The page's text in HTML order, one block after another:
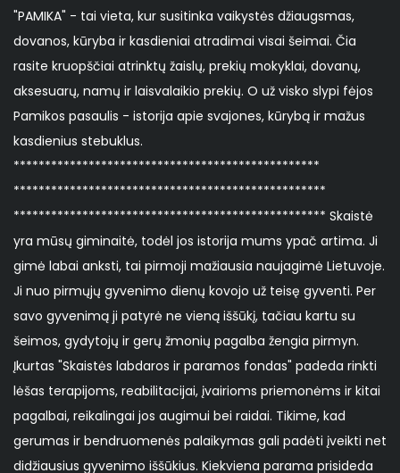
"PAMIKA" - tai vieta, kur susitinka vaikystės džiaugsmas,
dovanos, kūryba ir kasdieniai atradimai visai šeimai. Čia
rasite kruopščiai atrinktų žaislų, prekių mokyklai, dovanų,
aksesuarų, namų ir laisvalaikio prekių. O už visko slypi fėjos
Pamikos pasaulis - istorija apie svajones, kūrybą ir mažus
kasdienius stebuklus.
*************************************************
**************************************************
************************************************** Skaistė
yra mūsų giminaitė, todėl jos istorija mums ypač artima. Ji
gimė labai anksti, tai pirmoji mažiausia naujagimė Lietuvoje.
Ji nuo pirmųjų gyvenimo dienų kovojo už teisę gyventi. Per
savo gyvenimą ji patyrė ne vieną iššūkį, tačiau kartu su
šeimos, gydytojų ir gerų žmonių pagalba žengia pirmyn.
Įkurtas "Skaistės labdaros ir paramos fondas" padeda rinkti
lėšas terapijoms, reabilitacijai, įvairioms priemonėms ir kitai
pagalbai, reikalingai jos augimui bei raidai. Tikime, kad
gerumas ir bendruomenės palaikymas gali padėti įveikti net
didžiausius gyvenimo iššūkius. Kiekviena parama prisideda